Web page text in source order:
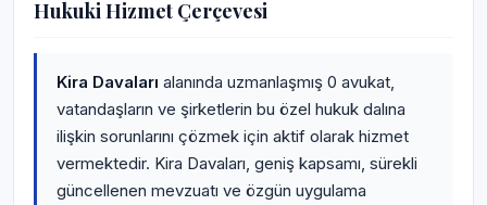
Hukuki Hizmet Çerçevesi
Kira Davaları alanında uzmanlaşmış 0 avukat,
vatandaşların ve şirketlerin bu özel hukuk dalına
ilişkin sorunlarını çözmek için aktif olarak hizmet
vermektedir. Kira Davaları, geniş kapsamı, sürekli
güncellenen mevzuatı ve özgün uygulama